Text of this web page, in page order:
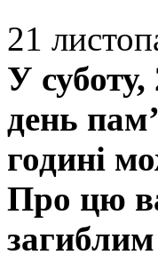
21
У суботу,
день
годині
Про цю